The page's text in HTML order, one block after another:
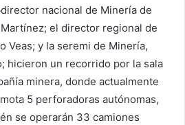
nacional de Minería de
el director regional de
Veas; y la seremi de Minería,
hicieron un recorrido por la sala
minera, donde actualmente
5 perforadoras autónomas,
se operarán 33 camiones